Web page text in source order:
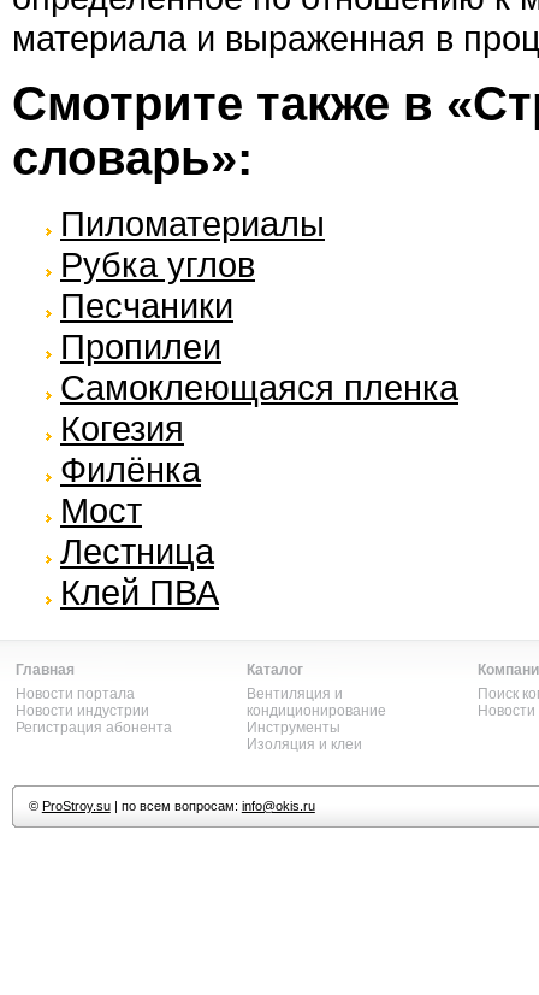
материала и выраженная в
Смотрите также в
словарь»:
Пиломатериалы
Рубка углов
Песчаники
Пропилеи
Самоклеющаяся пленка
Когезия
Филёнка
Мост
Лестница
Клей ПВА
Главная
Новости портала
Новости индустрии
Регистрация абонента
Каталог
Вентиляция и
кондиционирование
Инструменты
Изоляция и клеи
Поиск
© ProStroy.su| по всем вопросам: info@okis.ru